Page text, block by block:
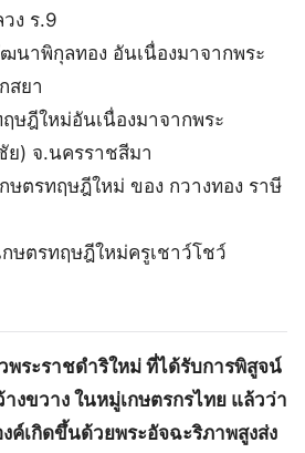
ง ร.9
นาพิกุลทอง อันเนื่องมาจากพระ
สยา
ษฎีใหม่อันเนื่องมาจากพระ
ย) จ.นครราชสีมา
ษตรทฤษฎีใหม่ ของ กวางทอง ราษี
ษตรทฤษฎีใหม่ครูเชาว์โชว์
พระราชดำริใหม่ ที่ได้รับการพิสูจน์
งขวาง ในหมู่เกษตรกรไทย แล้วว่า
ค์เกิดขึ้นด้วยพระอัจฉะริภาพสูงส่ง